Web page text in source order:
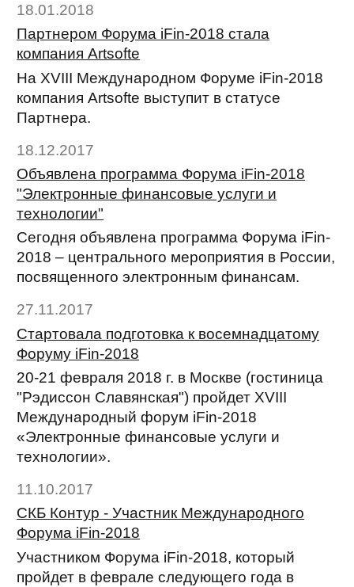
18.01.2018
Партнером Форума iFin-2018 стала
компания Artsofte
На XVIII Международном Форуме iFin-2018
компания Artsofte выступит в статусе
Партнера.
18.12.2017
Объявлена программа Форума iFin-2018
"Электронные финансовые услуги и
технологии"
Сегодня объявлена программа Форума iFin-
2018 – центрального мероприятия в России,
посвященного электронным финансам.
27.11.2017
Стартовала подготовка к восемнадцатому
Форуму iFin-2018
20-21 февраля 2018 г. в Москве (гостиница
"Рэдиссон Славянская") пройдет XVIII
Международный форум iFin-2018
«Электронные финансовые услуги и
технологии».
11.10.2017
СКБ Контур - Участник Международного
Форума iFin-2018
Участником Форума iFin-2018, который
пройдет в феврале следующего года в